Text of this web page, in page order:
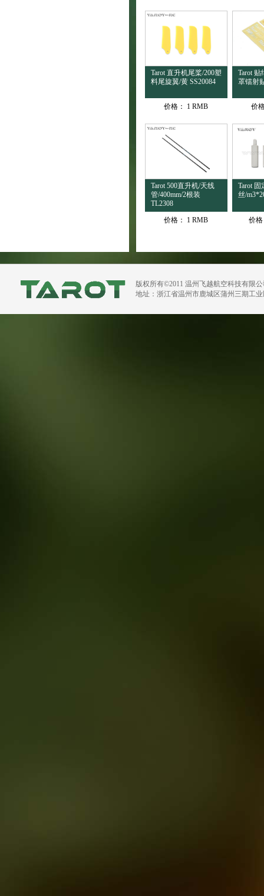
Tarot 直升机尾桨/200塑
料尾旋翼/黄 SS20084
价格： 1 RMB
Tarot 贴
罩镭射
价
Tarot 500直升机/天线
管/400mm/2根装
TL2308
价格：
1 RMB
Tarot
丝/
价
版权所有©2011 温州飞越航空科技有限
地址：浙江省温州市鹿城区蒲州三期工业